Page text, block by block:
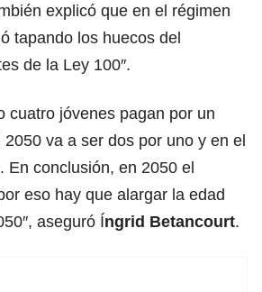
explicó que en el régimen
tapando los huecos del
de la Ley 100″.
cuatro jóvenes pagan por un
va a ser dos por uno y en el
En conclusión, en 2050 el
eso hay que alargar la edad
aseguró Íngrid Betancourt.